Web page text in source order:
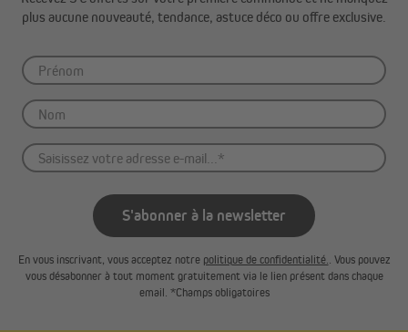
plus aucune nouveauté, tendance, astuce déco ou offre exclusive.
S'abonner à la newsletter
En vous inscrivant, vous acceptez notre politique de confidentialité.. Vous pouvez
vous désabonner à tout moment gratuitement via le lien présent dans chaque
email. *Champs obligatoires